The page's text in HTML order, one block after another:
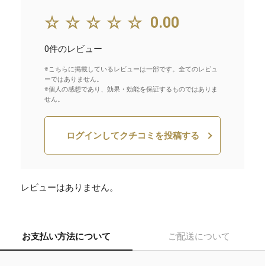
☆☆☆☆☆ 0.00
0件のレビュー
※こちらに掲載しているレビューは一部です。全てのレビュ
ーではありません。
※個人の感想であり、効果・効能を保証するものではありま
せん。
ログインしてクチコミを投稿する
レビューはありません。
お支払い方法について ご配送について